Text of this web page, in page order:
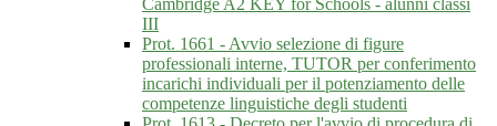
Cambridge A2 KEY for Schools - alunni classi
III
Prot. 1661 - Avvio selezione di figure
professionali interne, TUTOR per conferimento
incarichi individuali per il potenziamento delle
competenze linguistiche degli studenti